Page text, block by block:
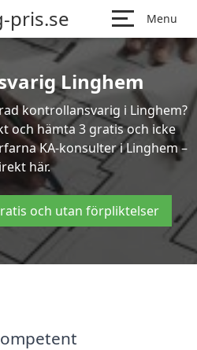
pris.se Menu
Linghem
kontrollansvarig i Linghem?
och hämta 3 gratis och icke
KA-konsulter i Linghem –
här.
och utan förpliktelser